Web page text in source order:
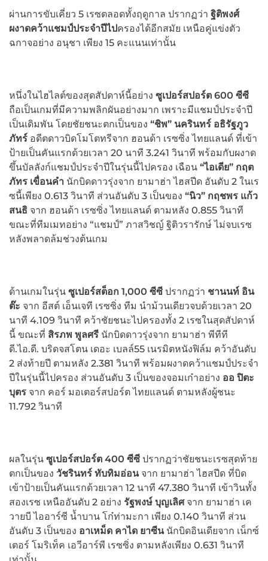
ผ่านการขับเคี่ยว 5 เรซตลอดทั้งฤดูกาล ปรากฏว่า ฐิติพงศ์
ผงาดคว้าแชมป์ประจำปีไปครองได้อีกสมัย เหนือคู่แข่งตัว
ฉกาจอย่าง อนุชา เพียง 15 คะแนนเท่านั้น
หนึ่งในไฮไลต์ของสุดสัปดาห์นี้อย่าง ซูเปอร์สปอร์ต 600 ซีซี
ถือเป็นเกมที่มีความพลิกผันอย่างมาก เพราะมีแชมป์ประจำปี
เป็นเดิมพัน โดยชัยชนะตกเป็นของ “ชิพ” นครินทร์ อธิรัฐภูว
ภัทร์ อดีตดาวบิดโมโตทรีจาก ฮอนด้า เรซซิ่ง ไทยแลนด์ ที่เข้า
ป้ายเป็นคันแรกด้วยเวลา 20 นาที 3.241 วินาที พร้อมกับผงาด
ขึ้นบัลลังก์แชมป์ประจำปีในรุ่นนี้ไปครอง เฉือน “ไอเดีย” กฤต
ภัทร เขื่อนคำ นักบิดดาวรุ่งจาก ยามาฮ่า ไฮสปีด อันดับ 2 ในเร
ซนี้เพียง 0.613 วินาที ส่วนอันดับ 3 เป็นของ “นิว” กฤชพร แก้ว
สนธิ จาก ฮอนด้า เรซซิ่ง ไทยแลนด์ ตามหลัง 0.855 วินาที
ขณะที่ทีมเมทอย่าง “แชมป์” ภาสวิชญ์ ฐิติวรารักษ์ ไม่จบเรซ
หลังพลาดล้มช่วงต้นเกม
ด้านเกมในรุ่น ซูเปอร์สต็อก 1,000 ซีซี ปรากฏว่า ชานนท์ อิน
ต๊ะ จาก อีสต์ เอ็นเจที เรซซิ่ง ทีม นำม้วนเดียวจบด้วยเวลา 20
นาที 4.109 วินาที คว้าชัยชนะไปครองทั้ง 2 เรซในสุดสัปดาห์
นี้ ขณะที่ สิรภพ พูลศรี นักบิดดาวรุ่งจาก ยามาฮ่า พีทีที
ดี.ไอ.ดี. บริดจสโตน เดอะ เบลล์55 เนรมิตหนังฟิล์ม คว้าอันดับ
2 ส่งท้ายปี ตามหลัง 2.381 วินาที พร้อมผงาดคว้าแชมป์ประจำ
ปีในรุ่นนี้ไปครอง ส่วนอันดับ 3 เป็นของจอมเก๋าอย่าง ออ ปิตะ
บุตร จาก คอร์ มอเตอร์สปอร์ต ไทยแลนด์ ตามหลังผู้ชนะ
11.792 วินาที
ผลในรุ่น ซูเปอร์สปอร์ต 400 ซีซี ปรากฏว่าชัยชนะเรซสุดท้าย
ตกเป็นของ วัชรินทร์ ทับทิมอ่อนจาก ยามาฮ่า ไฮสปีด ที่บิด
เข้าป้ายเป็นคันแรกด้วยเวลา 12 นาที 47.380 วินาที เข้าวินทั้ง
สองเรซ เหนืออันดับ 2 อย่าง รัฐพงษ์ บุญเลิศจาก ยามาฮ่า เค
วายบี ไออาร์ซี น้ำบาน โก๋ท่ามะกา เพียง 0.140 วินาที ส่วน
อันดับ 3 เป็นของ อาเหม็ด คาได ยาซีน นักบิดอินเดียจาก เน็กซ์
เตอร์ โมริเท็ค เอวีอาร์พี เรซซิ่ง ตามหลังเพียง 0.631 วินาที